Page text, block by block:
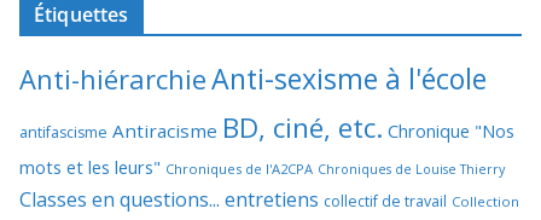
Étiquettes
Anti-hiérarchieAnti-sexisme à l'école
antifascisme Antiracisme BD, ciné, etc. Chronique "Nos
mots et les leurs" Chroniques de l'A2CPA Chroniques de Louise Thierry
Classes en questions... entretiens collectif de travail Collection